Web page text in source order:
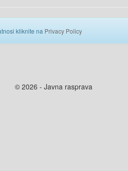
kliknite na Privacy Policy
© 2026 - Javna rasprava